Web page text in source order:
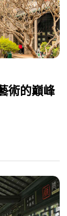
術的巔峰